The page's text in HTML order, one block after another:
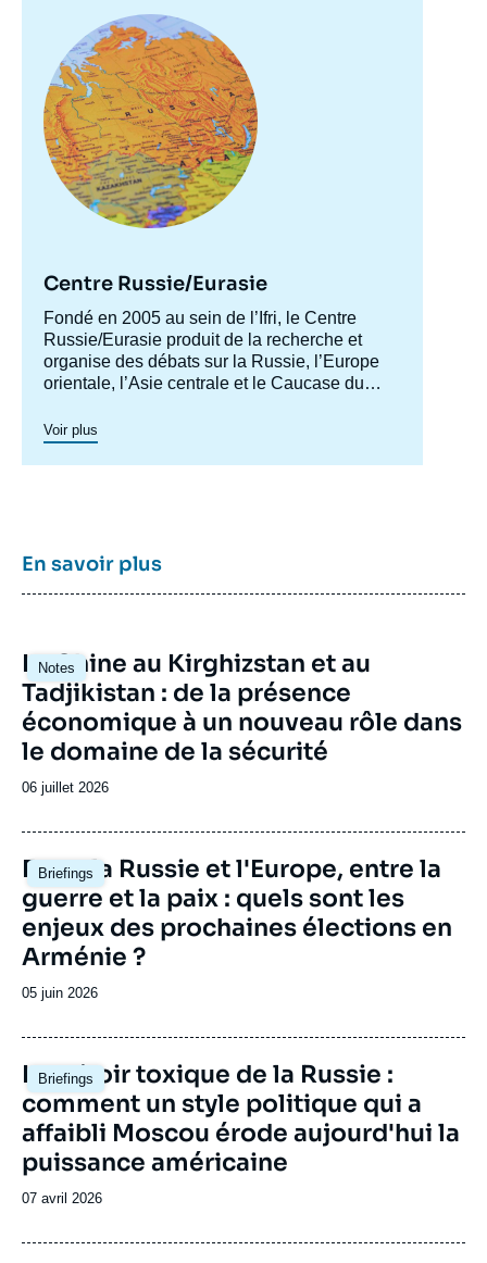
principale
Centre Russie/Eurasie
Accroche
centre
Fondé en 2005 au sein de l’Ifri, le Centre
Russie/Eurasie produit de la recherche et
organise des débats sur la Russie, l’Europe
orientale, l’Asie centrale et le Caucase du
d'anticiper l'évolution de cette zone
géographique complexe en pleine mutation
pour enrichir le débat public en France et en
Voir plus
En savoir plus
Notes
Image
principale
La Chine au Kirghizstan et au
Tadjikistan : de la présence
économique à un nouveau rôle dans
le domaine de la sécurité
Date
publication
06 juillet 2026
Briefings
Image
principale
Entre la Russie et l'Europe, entre la
guerre et la paix : quels sont les
enjeux des prochaines élections en
Arménie ?
Date
publication
05 juin 2026
Briefings
Image
principale
Le miroir toxique de la Russie :
comment un style politique qui a
affaibli Moscou érode aujourd'hui la
puissance américaine
Date
publication
07 avril 2026
Image
de
couverture
2016. Ukraine : quelle reconstruction ? »,
Contributions, Ifri, 8 septembre 2015.
Copier